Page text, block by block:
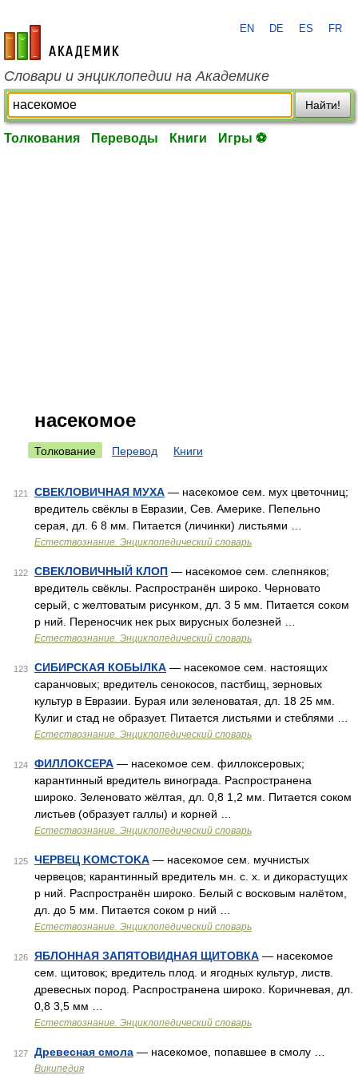
academic.ru
EN DE ES FR
Словари и энциклопедии на Академике
Найти!
Толкования Переводы Книги Игры ⚽
насекомое
Толкование Перевод Книги
121 СВЕКЛОВИЧНАЯ МУХА — насекомое сем. мух цветочниц;
вредитель свёклы в Евразии, Сев. Америке. Пепельно
серая, дл. 6 8 мм. Питается (личинки) листьями …
Естествознание. Энциклопедический словарь
122 СВЕКЛОВИЧНЫЙ КЛОП — насекомое сем. слепняков;
вредитель свёклы. Распространён широко. Черновато
серый, с желтоватым рисунком, дл. 3 5 мм. Питается соком
р ний. Переносчик нек рых вирусных болезней …
Естествознание. Энциклопедический словарь
123 СИБИРСКАЯ КОБЫЛКА — насекомое сем. настоящих
саранчовых; вредитель сенокосов, пастбищ, зерновых
культур в Евразии. Бурая или зеленоватая, дл. 18 25 мм.
Кулиг и стад не образует. Питается листьями и стеблями …
Естествознание. Энциклопедический словарь
124 ФИЛЛОКСЕРА — насекомое сем. филлоксеровых;
карантинный вредитель винограда. Распространена
широко. Зеленовато жёлтая, дл. 0,8 1,2 мм. Питается соком
листьев (образует галлы) и корней …
Естествознание. Энциклопедический словарь
125 ЧЕРВЕЦ KОMCTOKA — насекомое сем. мучнистых
червецов; карантинный вредитель мн. с. х. и дикорастущих
р ний. Распространён широко. Белый с восковым налётом,
дл. до 5 мм. Питается соком р ний …
Естествознание. Энциклопедический словарь
126 ЯБЛОННАЯ ЗАПЯТОВИДНАЯ ЩИТОВКА — насекомое
сем. щитовок; вредитель плод. и ягодных культур, листв.
древесных пород. Распространена широко. Коричневая, дл.
0,8 3,5 мм …
Естествознание. Энциклопедический словарь
127 Древесная смола — насекомое, попавшее в смолу …
Википедия